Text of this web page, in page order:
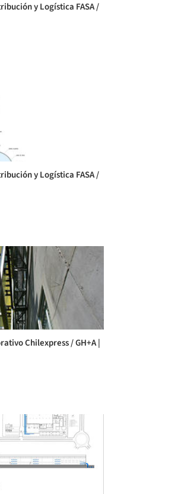
y Logística FASA /
y Logística FASA /
Chilexpress / GH+A |